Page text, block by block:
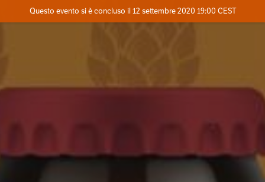
Dove
Questo evento si è concluso il 12 settembre 2020 19:00 CEST